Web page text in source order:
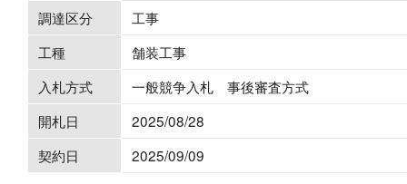
調達区分
工事
工種
舗装工事
入札方式
一般競争入札 事後審査方式
開札日
2025/08/28
契約日
2025/09/09